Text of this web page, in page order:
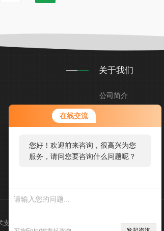
在线交流
您好！欢迎前来咨询，很高兴为您
服务，请问您要咨询什么问题呢？
关于我们
公司简介
留言咨询
持： sitemap.xml